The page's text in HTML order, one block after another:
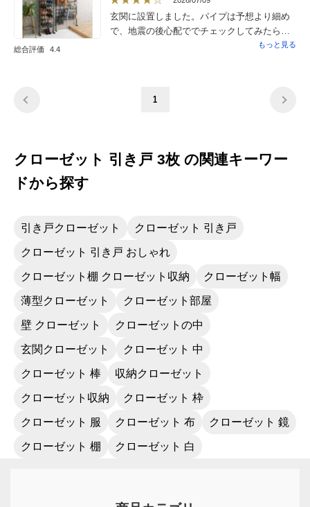
総合評価 4.4
玄関に設置しました。パイプは予想より細め
で、地震の後心配ででチェックしてみたら意
外と全体的に頑丈で緩くなったところ特にな
もっと見る
1
クローゼット 引き戸 3枚 の関連キーワー
ドから探す
引き戸クローゼット クローゼット 引き戸
クローゼット 引き戸 おしゃれ
クローゼット棚 クローゼット収納 クローゼット幅
薄型クローゼット クローゼット部屋
壁 クローゼット クローゼットの中
玄関クローゼット クローゼット 中
クローゼット 棒 収納クローゼット
クローゼット収納 クローゼット 枠
クローゼット 服 クローゼット 布 クローゼット 鏡
クローゼット 棚 クローゼット 白